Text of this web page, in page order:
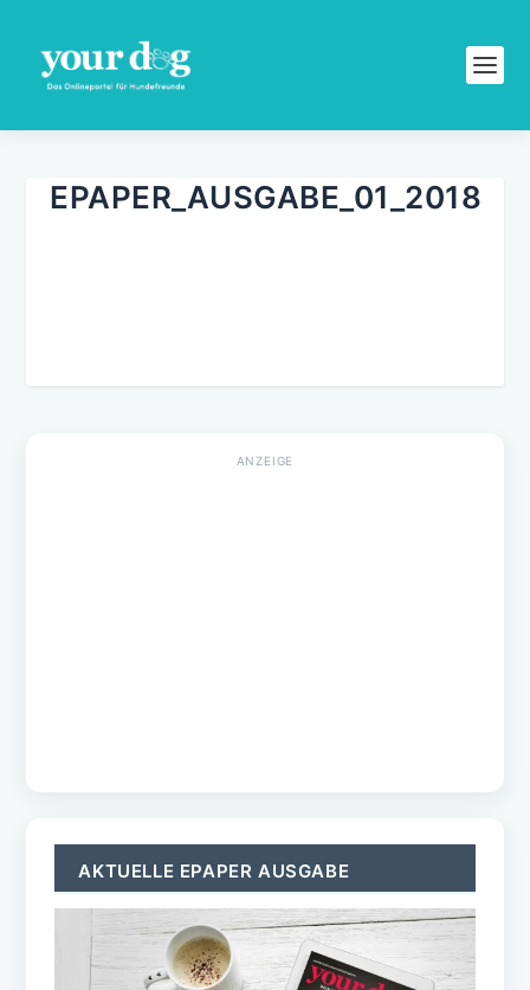
EPAPER_AUSGABE_01_2018
ANZEIGE
AKTUELLE EPAPER AUSGABE